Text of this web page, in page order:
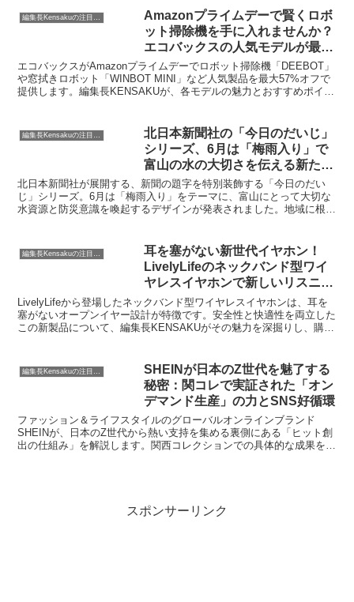
力を深掘りし、購入を検討している方へおすすめポイントをご紹介し
ます。
Amazonプライムデーで賢くロボ
ット掃除機を手に入れませんか？
エコバックスの人気モデルが最大
57%オフ！
エコバックスがAmazonプライムデーでロボット掃除機「DEEBOT」
や窓拭きロボット「WINBOT MINI」など人気製品を最大57%オフで
提供します。編集長KENSAKUが、各モデルの魅力とおすすめポイン
編集長Kensakuの注目ネタ
北日本新聞社の「今日のだいじ」
シリーズ、6月は「梅雨入り」で
富山の水の大切さを伝える新たな
試み
北日本新聞社が展開する、新聞の題字を特別装飾する「今日のだい
じ」シリーズ。6月は「梅雨入り」をテーマに、富山にとって大切な
水資源と防災意識を喚起するデザインが発表されました。地域に根差
耳を塞がない新世代イヤホン！
LivelyLifeのネックバンド型ワイ
ヤレスイヤホンで新しいリスニン
グ体験を
LivelyLifeから登場したネックバンド型ワイヤレスイヤホンは、耳を
塞がないオープンイヤー設計が特徴です。安全性と快適性を両立した
この新製品について、編集長KENSAKUがその魅力を深掘りし、購入
SHEINが日本のZ世代を魅了する
秘密：関コレで実証された「オン
デマンド生産」の力とSNS好循環
ファッション＆ライフスタイルのグローバルオンラインブランド
SHEINが、日本のZ世代から熱い支持を集める裏側にある「ヒット創
出の仕組み」を解説します。関西コレクションでの具体的な成果を通
スポンサーリンク